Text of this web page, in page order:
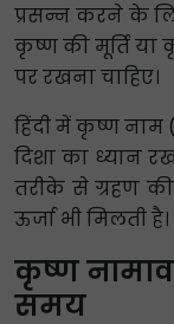
प्रसन्न करने के
कृष्ण की मूर्ति या
पर रखना चाहिए।
हिंदी में कृष्ण नाम
दिशा का ध्यान
तरीके से ग्रहण
ऊर्जा भी मिलती है।
कृष्ण
समय